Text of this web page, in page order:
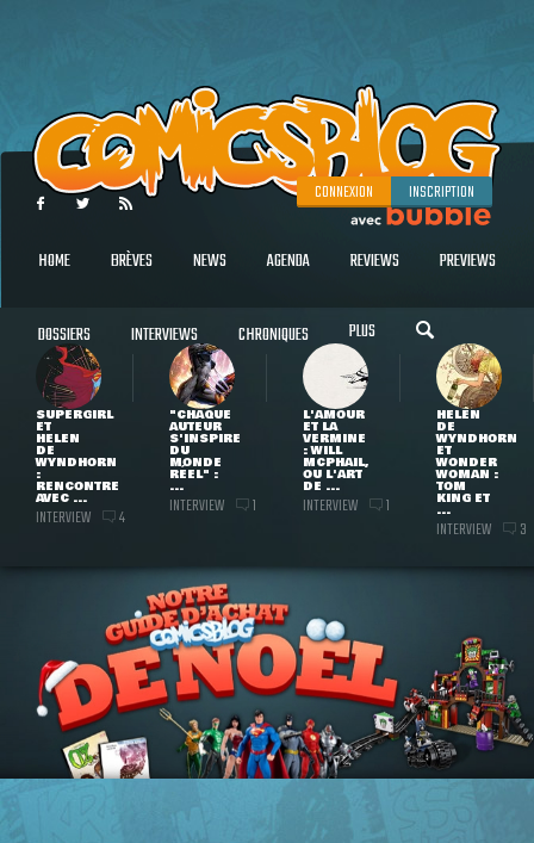
CONNEXION INSCRIPTION
HOME BRÈVES NEWS AGENDA REVIEWS PREVIEWS
DOSSIERS INTERVIEWS CHRONIQUES PLUS
SUPERGIRL
ET
HELEN
DE
WYNDHORN
:
RENCONTRE
AVEC ...
INTERVIEW 4
"CHAQUE
AUTEUR
S'INSPIRE
DU
MONDE
RÉEL" :
...
INTERVIEW 1
L'AMOUR
ET LA
VERMINE
: WILL
MCPHAIL,
OU L'ART
DE ...
INTERVIEW 1
HELEN
DE
WYNDHORN
ET
WONDER
WOMAN :
TOM
KING ET
...
INTERVIEW 3